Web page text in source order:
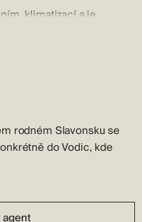
klimatizací a je
což zaručuje pohodlí,
plánováno na jaro 2026.
daň z nemovitosti, je
zahrnuta v ceně.
městečku, které
bezprostřední blízkosti
pár minut jízdy od
vynikající volbu jak pro
rodném Slavonsku se
do Vodic, kde
zprostředkování koupě a
již více než 20 let.
okamžiků,